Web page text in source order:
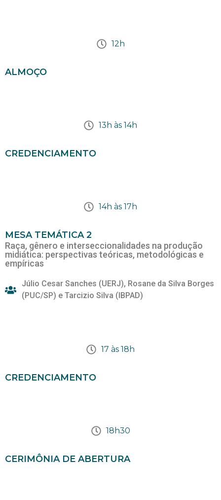
12h
ALMOÇO
13h às 14h
CREDENCIAMENTO
14h às 17h
MESA TEMÁTICA 2
Raça, gênero e interseccionalidades na produção
midiática: perspectivas teóricas, metodológicas e
empíricas
Júlio Cesar Sanches (UERJ), Rosane da Silva Borges
(PUC/SP) e Tarcizio Silva (IBPAD)
17 às 18h
CREDENCIAMENTO
18h30
CERIMÔNIA DE ABERTURA